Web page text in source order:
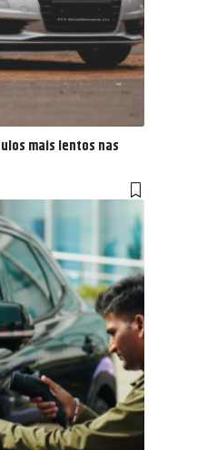
mais lentos nas